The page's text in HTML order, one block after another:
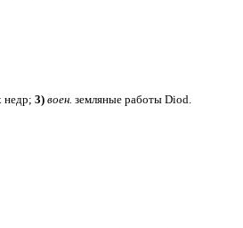
недр; 3) воен. земляные работы Diod.